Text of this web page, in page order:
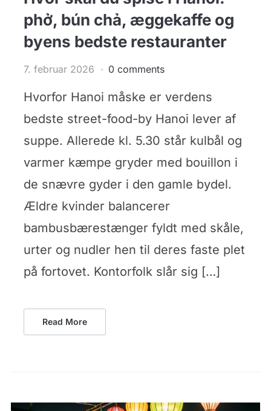
phở, bún chả, æggekaffe og
byens bedste restauranter
7. februar 2026 0 comments
Hvorfor Hanoi måske er verdens
bedste street-food-by Hanoi lever af
suppe. Allerede kl. 5.30 står kulbål og
varmer kæmpe gryder med bouillon i
de snævre gyder i den gamle bydel.
Ældre kvinder balancerer
bambusbærestænger fyldt med skåle,
urter og nudler hen til deres faste plet
på fortovet. Kontorfolk slår sig […]
Read More